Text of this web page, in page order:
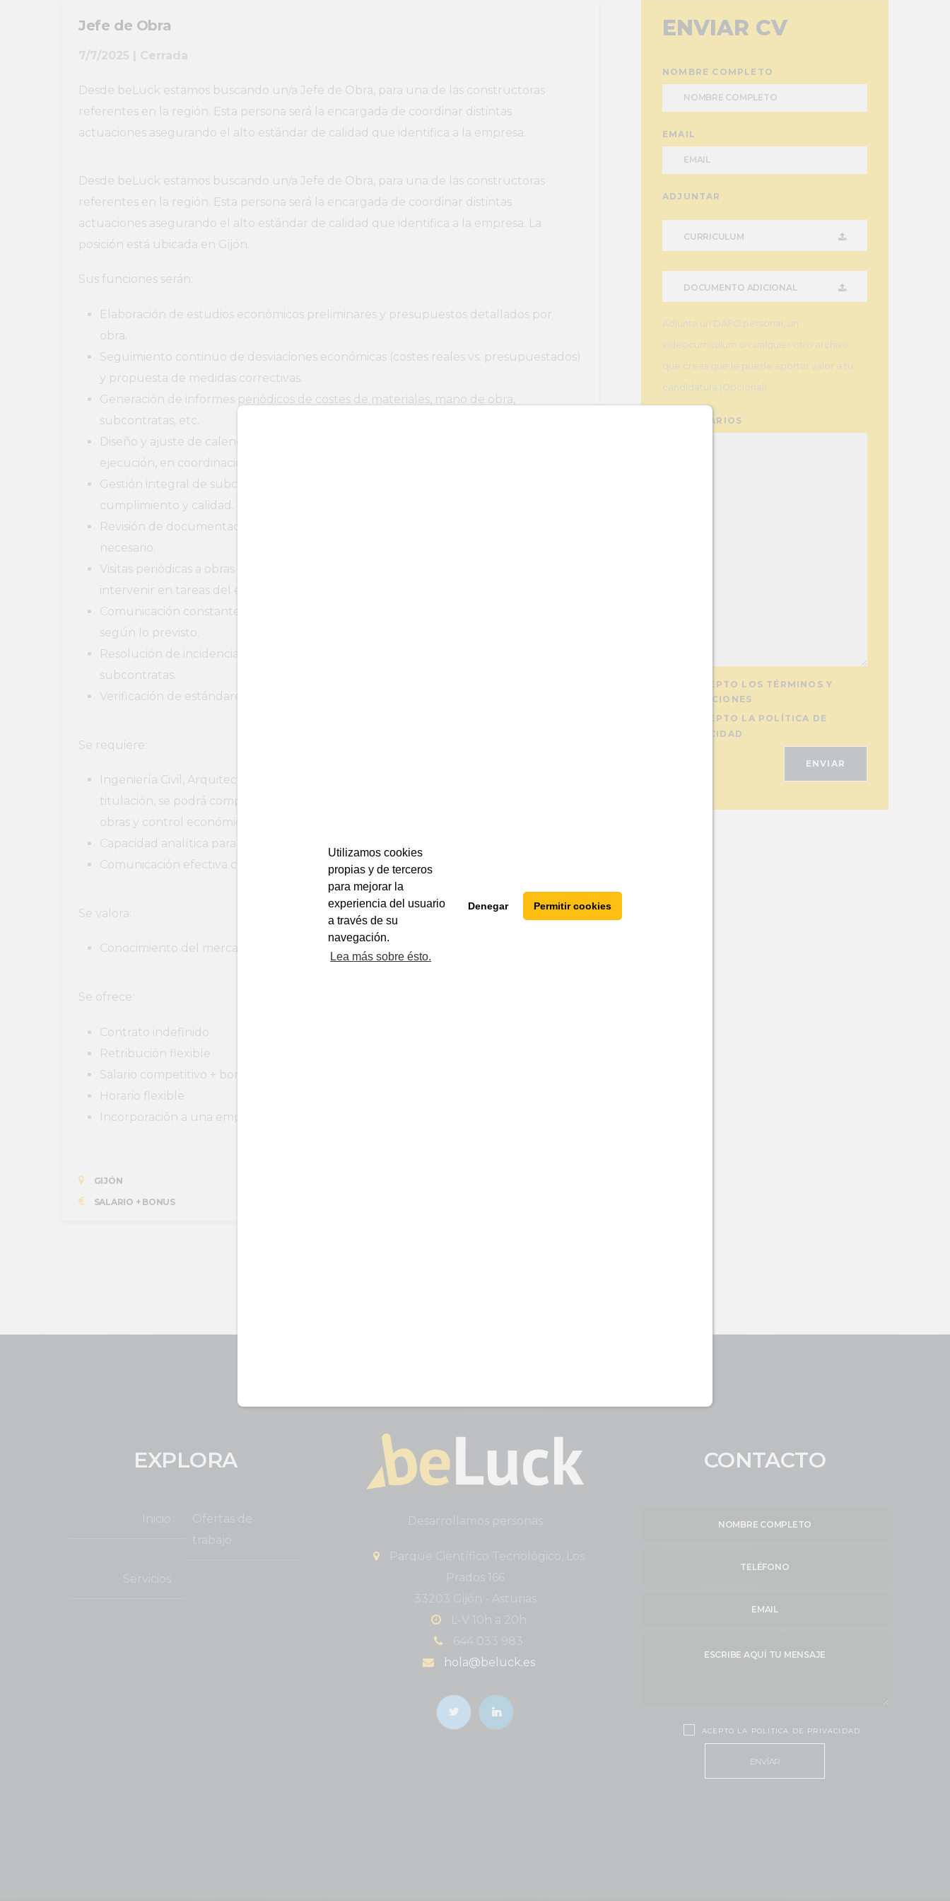
Utilizamos cookies
propias y de terceros
para mejorar la
experiencia del usuario
a través de su
navegación.
Lea más sobre ésto.
Denegar Permitir cookies
Jefe de Obra
7/7/2025 | Cerrada
Desde beLuck estamos buscando un/a Jefe de Obra, para una de las constructoras
referentes en la región. Esta persona será la encargada de coordinar distintas
actuaciones asegurando el alto estándar de calidad que identifica a la empresa.
Desde beLuck estamos buscando un/a Jefe de Obra, para una de las constructoras
referentes en la región. Esta persona será la encargada de coordinar distintas
actuaciones asegurando el alto estándar de calidad que identifica a la empresa. La
posición está ubicada en Gijón.
Sus funciones serán:
Elaboración de estudios económicos preliminares y presupuestos detallados por
obra.
Seguimiento continuo de desviaciones económicas (costes reales vs. presupuestados)
y propuesta de medidas correctivas.
Generación de informes periódicos de costes de materiales, mano de obra,
subcontratas, etc.
Diseño y ajuste de calendarios de obra con hitos críticos, entregas y fases de
ejecución, en coordinación con el equipo técnico y subcontratistas.
Gestión integral de subcontratas desde la selección, contratación, seguimiento de
cumplimiento y calidad.
Revisión de documentación técnica para garantizar viabilidad y el cumplimiento
necesario.
Visitas periódicas a obras para evaluar progreso, calidad y alineación con plazos (sin
intervenir en tareas del encargado de obra).
Comunicación constante con encargados de obra para asegurar que la ejecución va
según lo previsto.
Resolución de incidencias no operativas como retrasos en suministros o cambios en
subcontratas.
Verificación de estándares de calidad acordados con clientes y normativas internas.
Se requiere:
Ingeniería Civil, Arquitectura Técnica o afín, pero en caso de no disponer de
titulación, se podrá compensar con experiencia demostrable (+5 años) en gestión de
obras y control económico en el sector de la construcción.
Capacidad analítica para optimizar recursos y anticipar riesgos.
Comunicación efectiva con equipos multidisciplinares.
Se valora:
Conocimiento del mercado de construcción en Asturias y normativa local.
Se ofrece:
Contrato indefinido
Retribución flexible
Salario competitivo + bonus
Horario flexible
Incorporación a una empresa con gran crecimiento y muy buen ambiente laboral
GIJÓN
SALARIO + BONUS
ENVIAR CV
NOMBRE COMPLETO
EMAIL
ADJUNTAR
CURRICULUM
DOCUMENTO ADICIONAL
Adjunta un DAFO personal, un
videocurriculum o cualquier otro archivo
que creas que le puede aportar valor a tu
candidatura (Opcional)
COMENTARIOS
ACEPTO LOS TÉRMINOS Y
CONDICIONES
ACEPTO LA POLÍTICA DE
PRIVACIDAD
EXPLORA
hola@beluck.es
CONTACTO
ACEPTO LA POLÍTICA DE PRIVACIDAD
ENVÍAR